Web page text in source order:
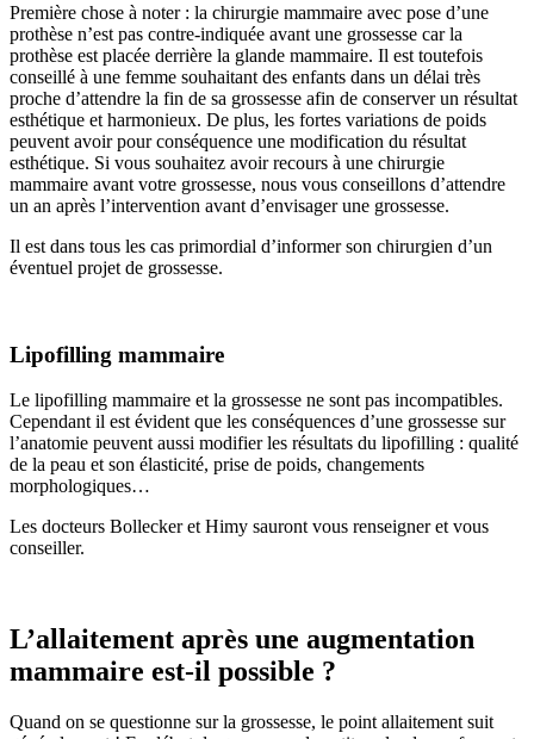
Première chose à noter : la chirurgie mammaire avec pose d’une
prothèse n’est pas contre-indiquée avant une grossesse car la
prothèse est placée derrière la glande mammaire. Il est toutefois
conseillé à une femme souhaitant des enfants dans un délai très
proche d’attendre la fin de sa grossesse afin de conserver un résultat
esthétique et harmonieux. De plus, les fortes variations de poids
peuvent avoir pour conséquence une modification du résultat
esthétique. Si vous souhaitez avoir recours à une chirurgie
mammaire avant votre grossesse, nous vous conseillons d’attendre
un an après l’intervention avant d’envisager une grossesse.
Il est dans tous les cas primordial d’informer son chirurgien d’un
éventuel projet de grossesse.
Lipofilling mammaire
Le lipofilling mammaire et la grossesse ne sont pas incompatibles.
Cependant il est évident que les conséquences d’une grossesse sur
l’anatomie peuvent aussi modifier les résultats du lipofilling : qualité
de la peau et son élasticité, prise de poids, changements
morphologiques…
Les docteurs Bollecker et Himy sauront vous renseigner et vous
conseiller.
L’allaitement après une augmentation
mammaire est-il possible ?
Quand on se questionne sur la grossesse, le point allaitement suit